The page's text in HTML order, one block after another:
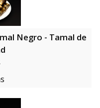
Negro - Tamal de